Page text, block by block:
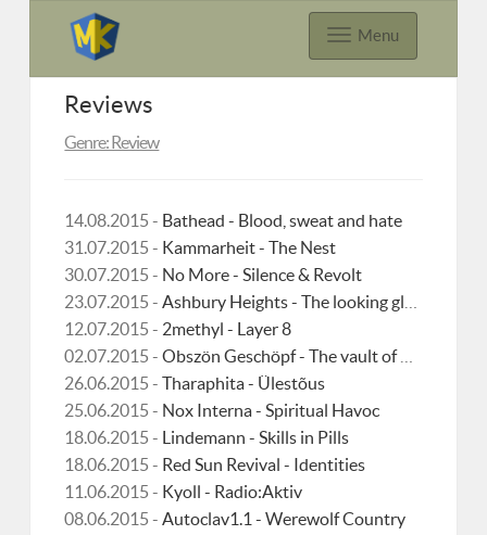
Menu
Reviews
Genre: Review
14.08.2015 - Bathead - Blood, sweat and hate
31.07.2015 - Kammarheit - The Nest
30.07.2015 - No More - Silence & Revolt
23.07.2015 -Ashbury Heights - The looking glass society
12.07.2015 - 2methyl - Layer 8
02.07.2015 -Obszön Geschöpf - The vault of nightmare
26.06.2015 -Tharaphita - Ülestõus
25.06.2015 - Nox Interna - Spiritual Havoc
18.06.2015 - Lindemann - Skills in Pills
18.06.2015 - Red Sun Revival - Identities
11.06.2015 - Kyoll - Radio:Aktiv
08.06.2015 -Autoclav1.1 - Werewolf Country